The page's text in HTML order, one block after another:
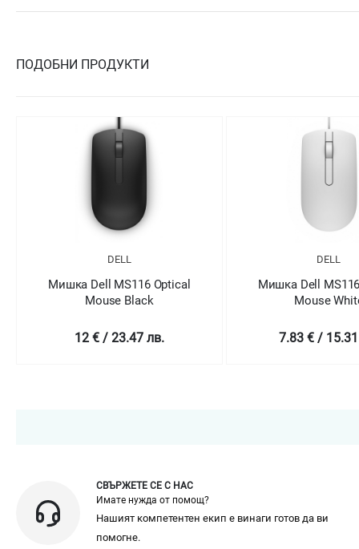
ПОДОБНИ ПРОДУКТИ
DELL
Мишка Dell MS116 Optical
Mouse Black
12 € / 23.47 лв.
DELL
Мишка Dell
Mouse
7.83 € /
СВЪРЖЕТЕ СЕ С НАС
Имате нужда от помощ?
Нашият компетентен екип е винаги готов да ви
помогне.